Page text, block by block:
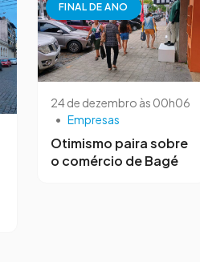
FINAL DE ANO
24 de dezembro às 00h06
• Empresas
Otimismo paira sobre
o comércio de Bagé